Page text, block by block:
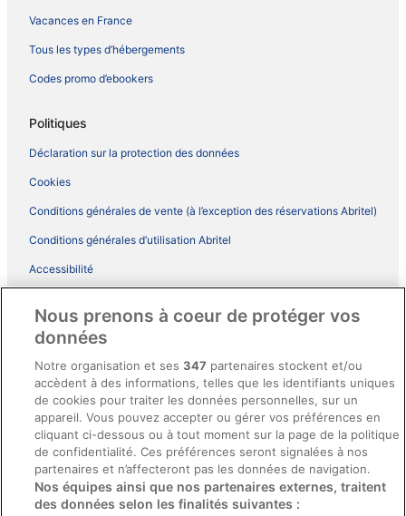
Vacances en France
Tous les types d’hébergements
Codes promo d’ebookers
Politiques
Déclaration sur la protection des données
Cookies
Conditions générales de vente (à l’exception des réservations Abritel)
Conditions générales d’utilisation Abritel
Accessibilité
Conditions générales du programme BONUS+ d’ebookers
Directives de contenu et signalement de contenus
Aide
Soutien
Annuler votre réservation d’hôtel ou de propriété de vacances
Nous prenons à coeur de protéger vos
données
Notre organisation et ses347 partenaires stockent et/ou
accèdent à des informations, telles que les identifiants uniques
de cookies pour traiter les données personnelles, sur un
appareil. Vous pouvez accepter ou gérer vos préférences en
cliquant ci-dessous ou à tout moment sur la page de la politique
de confidentialité. Ces préférences seront signalées à nos
partenaires et n’affecteront pas les données de navigation.
Nos équipes ainsi que nos partenaires externes, traitent
des données selon les finalités suivantes :